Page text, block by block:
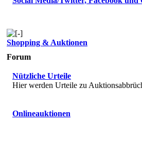
Shopping & Auktionen
Forum
Nützliche Urteile
Hier werden Urteile zu
Onlineauktionen